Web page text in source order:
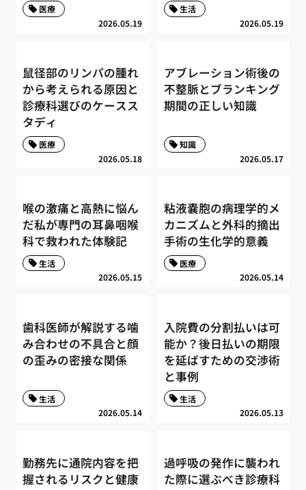
2026.05.19
医療
2026.05.19
生活
鼠径部のリンパの腫れ
から考えられる原因と
診療科選びのケースス
タディ
2026.05.18
医療
アブレーション術後の
不整脈とブランキング
期間の正しい知識
2026.05.17
知識
喉の激痛と高熱に悩ん
だ私が専門の耳鼻咽喉
科で救われた体験記
2026.05.15
生活
粘液嚢胞の病理学的メ
カニズムと外科的摘出
手術の生化学的意義
2026.05.14
医療
歯科医師が解説する噛
み合わせの不具合と顔
の歪みの密接な関係
2026.05.14
生活
入院費の分割払いは可
能か？後日払いの期限
を延ばすための交渉術
と事例
2026.05.13
生活
勤務先に通院内容を把
握されるリスクと健康
過呼吸の発作に襲われ
た際に選ぶべき診療科